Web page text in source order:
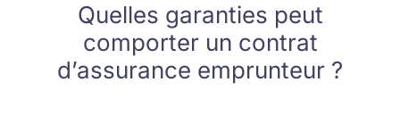
Quelles garanties peut
comporter un contrat
d’assurance emprunteur ?